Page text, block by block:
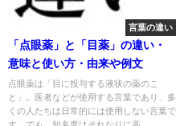
言葉の違い
「点眼薬」と「目薬」の違い・
意味と使い方・由来や例文
点眼薬は「目に投与する液状の薬のこ
と」。医者などが使用する言葉であり、多
くの人たちは日常的には使用しない言葉で